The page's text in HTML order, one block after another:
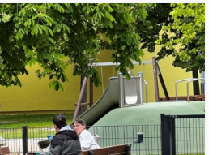
nix ist los? Nicht so im Stadtteiltreff
regelmäßigen Angeboten gab es
regelmäßige Angebote wurden dem
angepasst, so fand das Schachspiel
warmen Raum statt. Am 3.